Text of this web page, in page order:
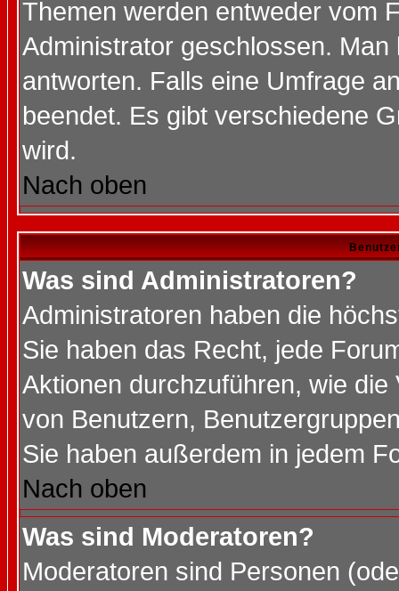
Themen werden entweder vom
Administrator geschlossen.
antworten. Falls eine Umfrage
beendet. Es gibt verschiedene
wird.
Nach oben
Was sind Administratoren?
Administratoren haben die
Sie haben das Recht, jede
Aktionen durchzuführen, wie
von Benutzern,
Sie haben außerdem in jedem
Nach oben
Was sind Moderatoren?
Moderatoren sind Personen